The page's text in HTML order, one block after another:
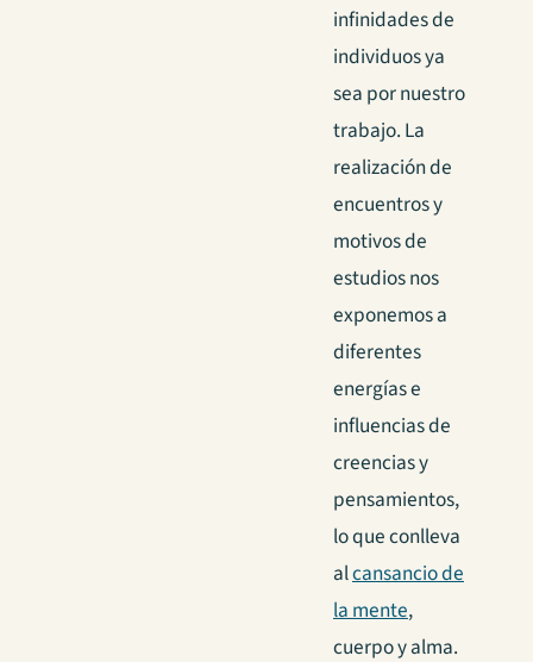
infinidades de
individuos ya
sea por nuestro
trabajo. La
realización de
encuentros y
motivos de
estudios nos
exponemos a
diferentes
energías e
influencias de
creencias y
pensamientos,
lo que conlleva
alcansancio de
la mente,
cuerpo y alma.